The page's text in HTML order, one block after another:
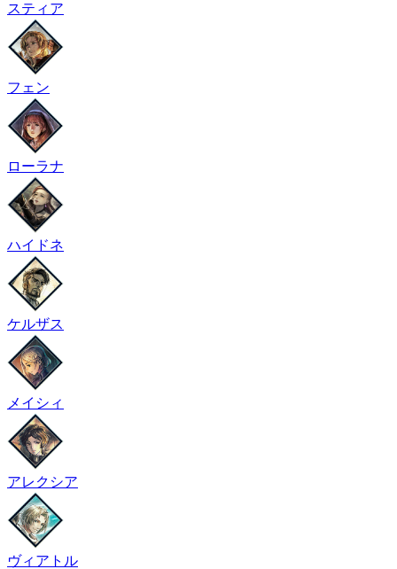
スティア
フェン
ローラナ
ハイドネ
ケルザス
メイシィ
アレクシア
ヴィアトル